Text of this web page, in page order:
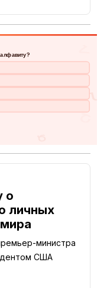
о
личных
министра
США